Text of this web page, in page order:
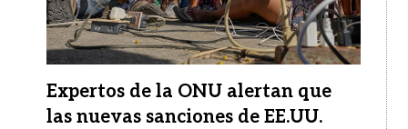
Expertos de la ONU alertan que
las nuevas sanciones de EE.UU.